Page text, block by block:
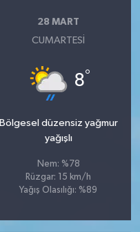
28 MART
CUMARTESI
8°
Bölgesel düzensiz yağmur
yağışlı
Nem: %78
Rüzgar: 15 km/h
Yağış Olasılığı: %89